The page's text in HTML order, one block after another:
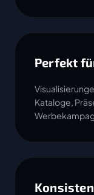
Perfekt
Kataloge,